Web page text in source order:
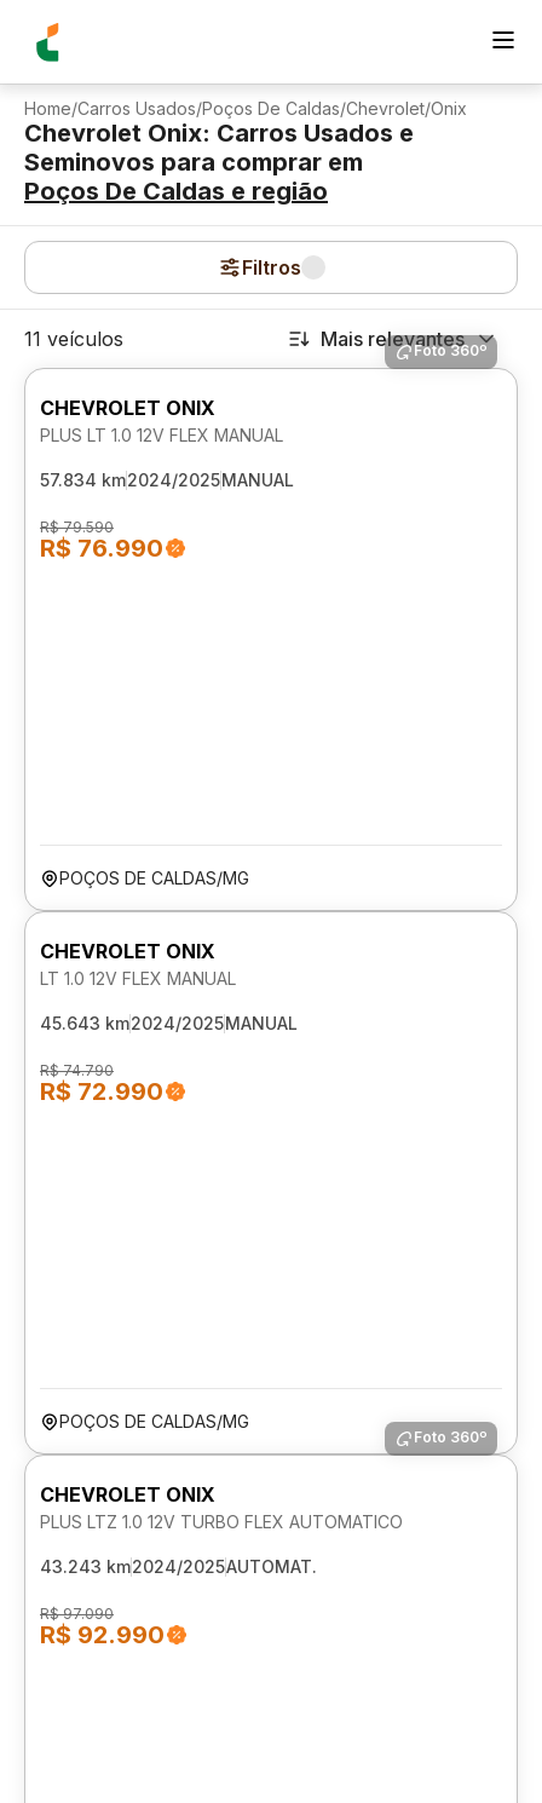
Home/Carros Usados/Poços De Caldas/Chevrolet/Onix
Chevrolet Onix: Carros Usados e
Seminovos para comprar em
Poços De Caldas e região
Filtros
11 veículos Mais relevantes
Foto 360º
CHEVROLET ONIX
PLUS LT 1.0 12V FLEX MANUAL
57.834 km2024/2025MANUAL
R$ 79.590
R$ 76.990
POÇOS DE CALDAS/MG
CHEVROLET ONIX
LT 1.0 12V FLEX MANUAL
45.643 km2024/2025MANUAL
R$ 74.790
R$ 72.990
POÇOS DE CALDAS/MG
Foto 360º
CHEVROLET ONIX
PLUS LTZ 1.0 12V TURBO FLEX AUTOMATICO
43.243 km2024/2025AUTOMAT.
R$ 97.090
R$ 92.990